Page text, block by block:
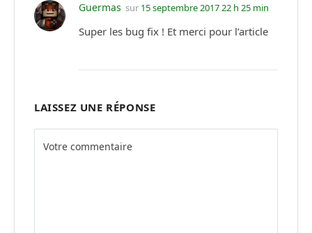
Guermas sur 15 septembre 2017 22 h 25 min
Super les bug fix ! Et merci pour l’article
LAISSEZ UNE RÉPONSE